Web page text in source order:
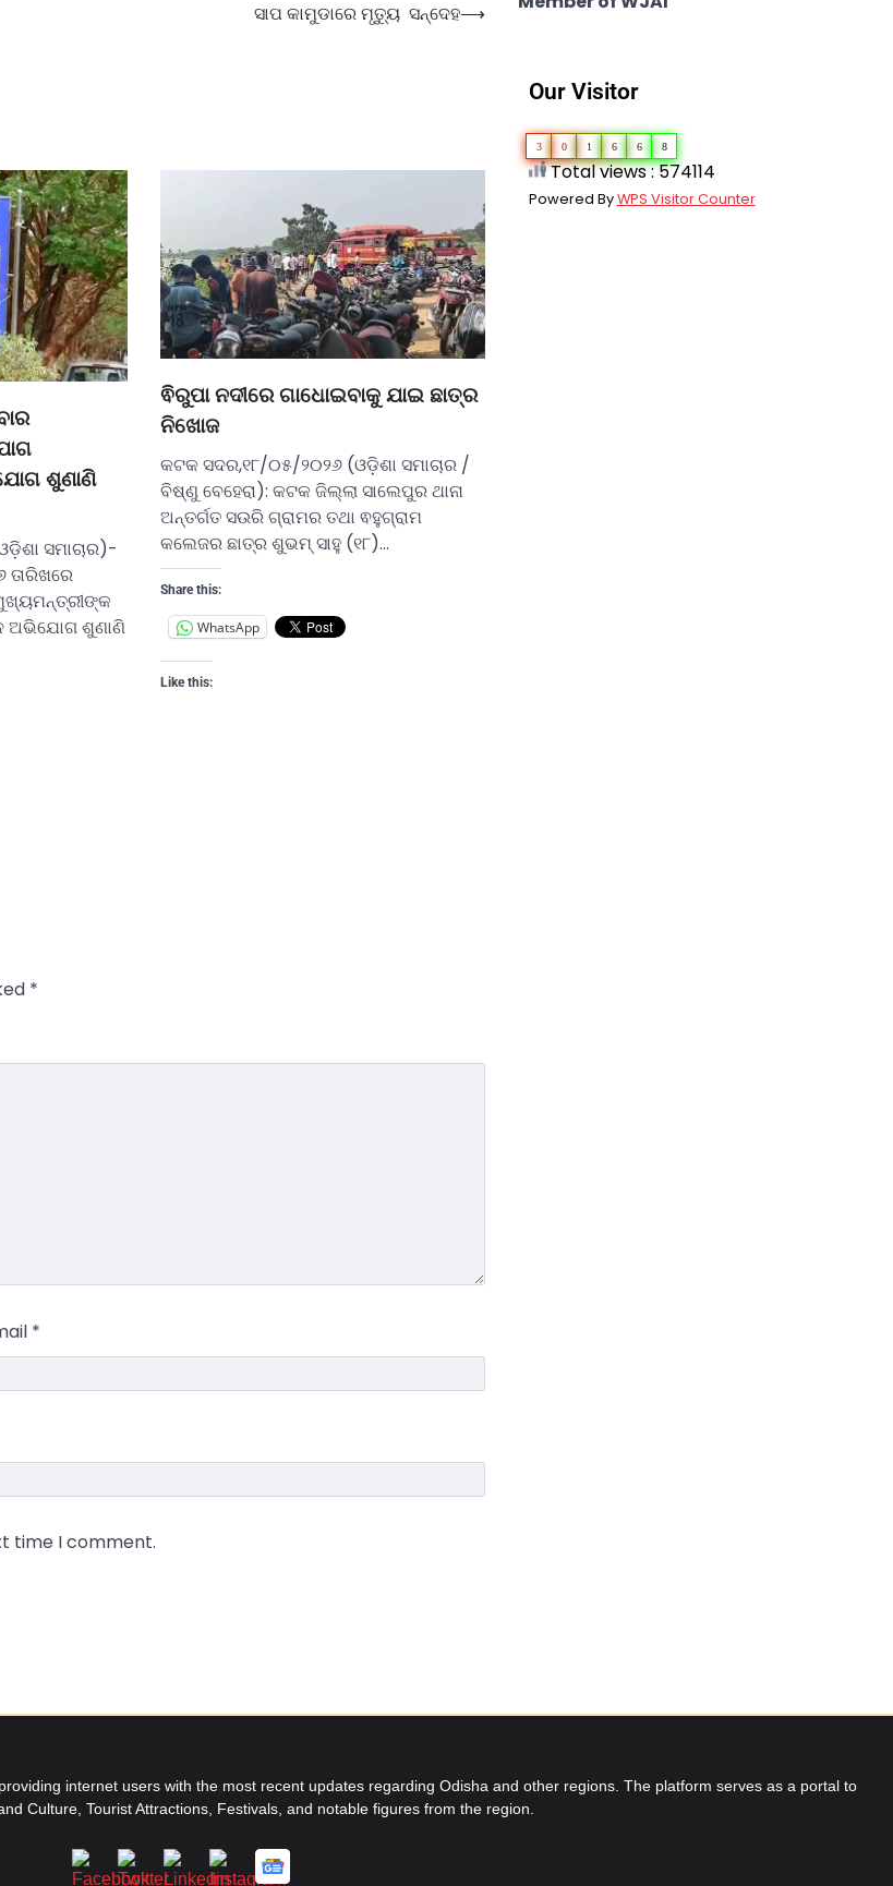
ସାପ କାମୁଡାରେ ମୃତ୍ୟୁ ସନ୍ଦେହ⟶
ଶୁଣାଣି
ସମାଚାର)-
ତାରିଖରେ
ଅଭିଯୋଗ ଶୁଣାଣି
ଵିରୁପା ନଦୀରେ ଗାଧୋଇବାକୁ ଯାଇ ଛାତ୍ର
ନିଖୋଜ
କଟକ ସଦର,୧୮/୦୫/୨୦୨୬ (ଓଡ଼ିଶା ସମାଚାର /
ବିଷ୍ଣୁ ବେହେରା): କଟକ ଜିଲ୍ଲା ସାଲେପୁର ଥାନା
ଅନ୍ତର୍ଗତ ସଉରି ଗ୍ରାମର ତଥା ଵହୁଗ୍ରାମ
କଲେଜର ଛାତ୍ର ଶୁଭମ୍ ସାହୁ (୧୮)…
Share this:
WhatsApp
Like this:
*
*
time I comment.
Our Visitor
3 0 1 6 6 8
Total views : 574114
Powered ByWPS Visitor Counter
internet users with the most recent updates regarding Odisha and other regions. The platform serves as a portal to
Culture, Tourist Attractions, Festivals, and notable figures from the region.